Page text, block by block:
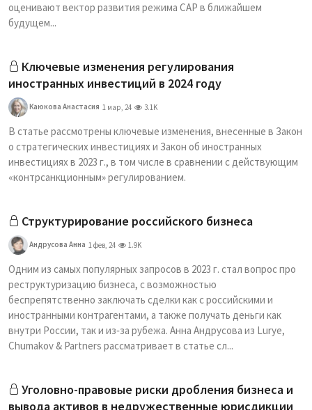
оценивают вектор развития режима САР в ближайшем
будущем...
Ключевые изменения регулирования
иностранных инвестиций в 2024 году
Каюкова Анастасия 1 мар, 24 3.1K
В статье рассмотрены ключевые изменения, внесенные в Закон
о стратегических инвестициях и Закон об иностранных
инвестициях в 2023 г., в том числе в сравнении с действующим
«контрсанкционным» регулированием.
Структурирование российского бизнеса
Андрусова Анна 1 фев, 24 1.9K
Одним из самых популярных запросов в 2023 г. стал вопрос про
реструктуризацию бизнеса, с возможностью
беспрепятственно заключать сделки как с российскими и
иностранными контрагентами, а также получать деньги как
внутри России, так и из‑за рубежа. Анна Андрусова из Lurye,
Chumakov & Partners рассматривает в статье сл...
Уголовно-правовые риски дробления бизнеса и
вывода активов в недружественные юрисдикции